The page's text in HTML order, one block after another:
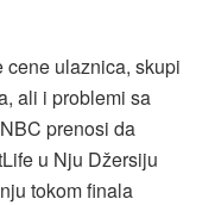
ulaznica, skupi
ali i problemi sa
prenosi da
u Nju Džersiju
tokom finala